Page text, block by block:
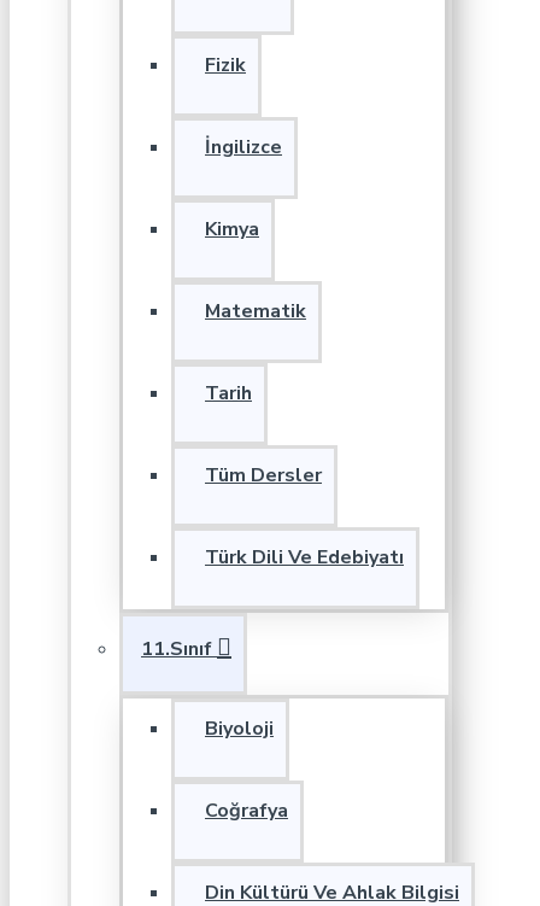
Fizik
İngilizce
Kimya
Matematik
Tarih
Tüm Dersler
Türk Dili Ve Edebiyatı
11.Sınıf
Biyoloji
Coğrafya
Din Kültürü Ve Ahlak Bilgisi